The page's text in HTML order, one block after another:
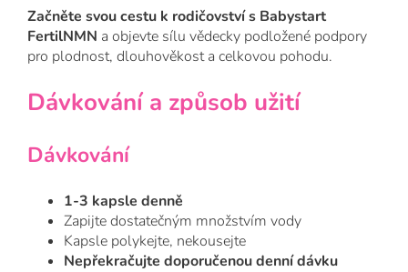
Začněte svou cestu k rodičovství s Babystart
FertilNMN a objevte sílu vědecky podložené podpory
pro plodnost, dlouhověkost a celkovou pohodu.
Dávkování a způsob užití
Dávkování
1-3 kapsle denně
Zapijte dostatečným množstvím vody
Kapsle polykejte, nekousejte
Nepřekračujte doporučenou denní dávku